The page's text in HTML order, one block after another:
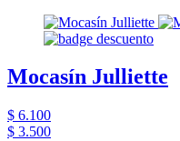
Mocasín Julliette
$ 6.100
$ 3.500